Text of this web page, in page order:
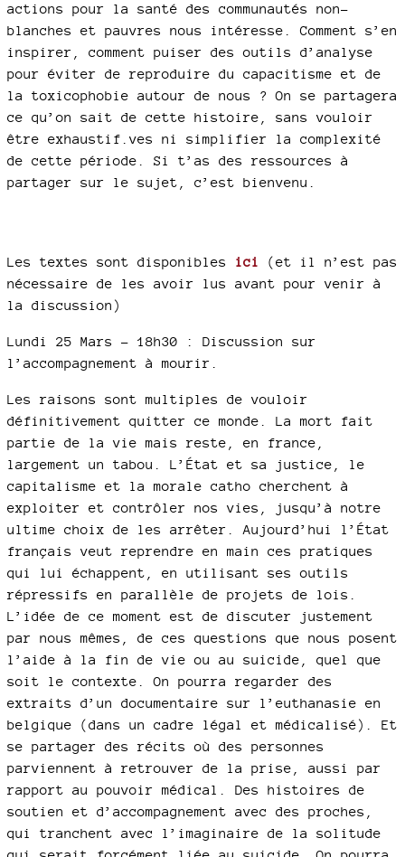
actions pour la santé des communautés non-
blanches et pauvres nous intéresse. Comment s’en
inspirer, comment puiser des outils d’analyse
pour éviter de reproduire du capacitisme et de
la toxicophobie autour de nous ? On se partagera
ce qu’on sait de cette histoire, sans vouloir
être exhaustif.ves ni simplifier la complexité
de cette période. Si t’as des ressources à
partager sur le sujet, c’est bienvenu.
Les textes sont disponibles ici
(et il n’est pas
nécessaire de les avoir lus avant pour venir à
la discussion)
Lundi 25 Mars - 18h30 : Discussion sur
l’accompagnement à mourir.
Les raisons sont multiples de vouloir
définitivement quitter ce monde. La mort fait
partie de la vie mais reste, en france,
largement un tabou. L’État et sa justice, le
capitalisme et la morale catho cherchent à
exploiter et contrôler nos vies, jusqu’à notre
ultime choix de les arrêter. Aujourd’hui l’État
français veut reprendre en main ces pratiques
qui lui échappent, en utilisant ses outils
répressifs en parallèle de projets de lois.
L’idée de ce moment est de discuter justement
par nous mêmes, de ces questions que nous posent
l’aide à la fin de vie ou au suicide, quel que
soit le contexte. On pourra regarder des
extraits d’un documentaire sur l’euthanasie en
belgique (dans un cadre légal et médicalisé). Et
se partager des récits où des personnes
parviennent à retrouver de la prise, aussi par
rapport au pouvoir médical. Des histoires de
soutien et d’accompagnement avec des proches,
qui tranchent avec l’imaginaire de la solitude